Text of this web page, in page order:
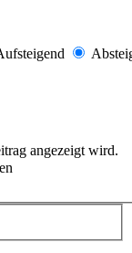
angezeigt wird.